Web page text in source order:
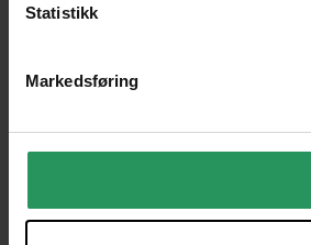
Statistikk
Markedsføring